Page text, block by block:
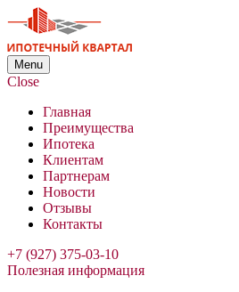
Menu
Close
Главная
Преимущества
Ипотека
Клиентам
Партнерам
Новости
Отзывы
Контакты
+7 (927) 375-03-10
Полезная информация